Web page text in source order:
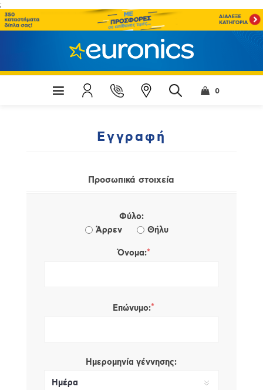
;
0
Εγγραφή
Προσωπικά στοιχεία
Φύλο:
Άρρεν
Θήλυ
Όνομα:*
Επώνυμο:*
Ημερομηνία γέννησης: